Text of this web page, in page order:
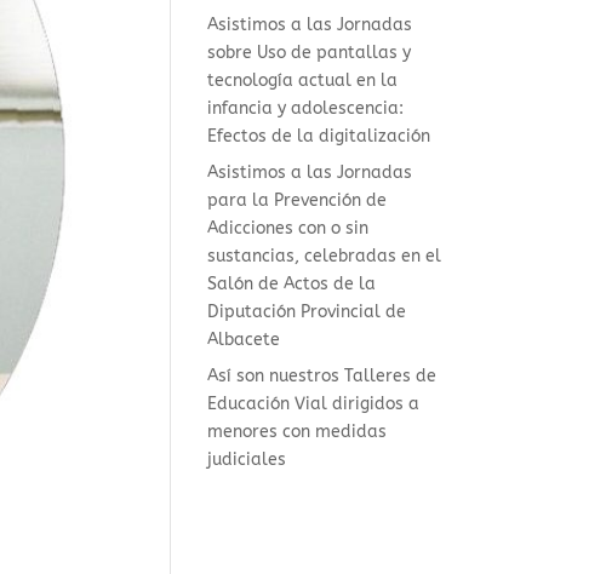
Asistimos a las Jornadas
sobre Uso de pantallas y
tecnología actual en la
infancia y adolescencia:
Efectos de la digitalización
Asistimos a las Jornadas
para la Prevención de
Adicciones con o sin
sustancias, celebradas en el
Salón de Actos de la
Diputación Provincial de
Albacete
Así son nuestros Talleres de
Educación Vial dirigidos a
menores con medidas
judiciales